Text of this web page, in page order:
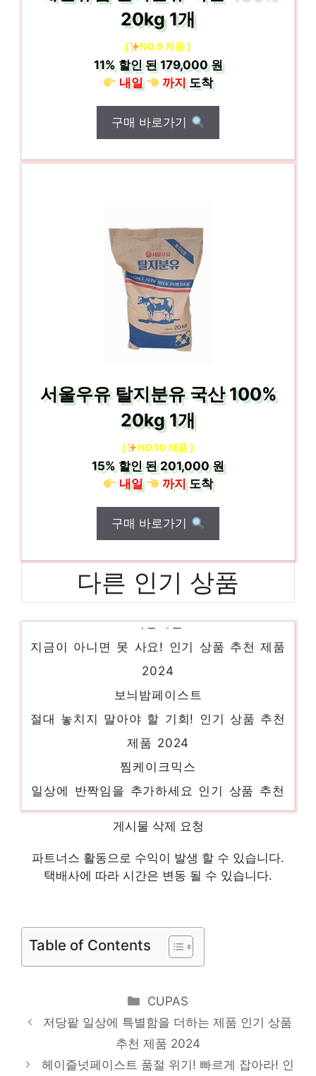
20kg 1개
[ NO.9 제품 ]
11%할인 된179,000 원
내일
까지도착
구매 바로가기
서울우유 탈지분유 국산 100%
20kg 1개
[ NO.10 제품 ]
15%할인 된201,000 원
내일
까지도착
구매 바로가기
다른 인기 상품
피코크계피호떡
절대 후회하지 않을 최고의 선택 인기 상품
추천 제품 2024
혜택 가득, 지금 바로 적용! 인기 상품 추천
제품 2024
놀라운 당신을 위한 최고의 선택 인기 상품
추천 제품 2024
크림파티시에
기분 좋아지는, 당신만의 제품 인기 상품 추
게시물 삭제 요청
파트너스 활동으로 수익이 발생 할 수 있습니다.
택배사에 따라 시간은 변동 될 수 있습니다.
Table of Contents
Categories
CUPAS
저당팥 일상에 특별함을 더하는 제품 인기 상품
추천 제품 2024
헤이즐넛페이스트 품절 위기! 빠르게 잡아라! 인